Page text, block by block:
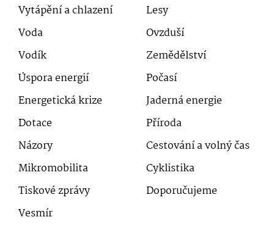
Vytápění a chlazení
Lesy
Voda
Ovzduší
Vodík
Zemědělství
Úspora energií
Počasí
Energetická krize
Jaderná energie
Dotace
Příroda
Názory
Cestování a volný čas
Mikromobilita
Cyklistika
Tiskové zprávy
Doporučujeme
Vesmír